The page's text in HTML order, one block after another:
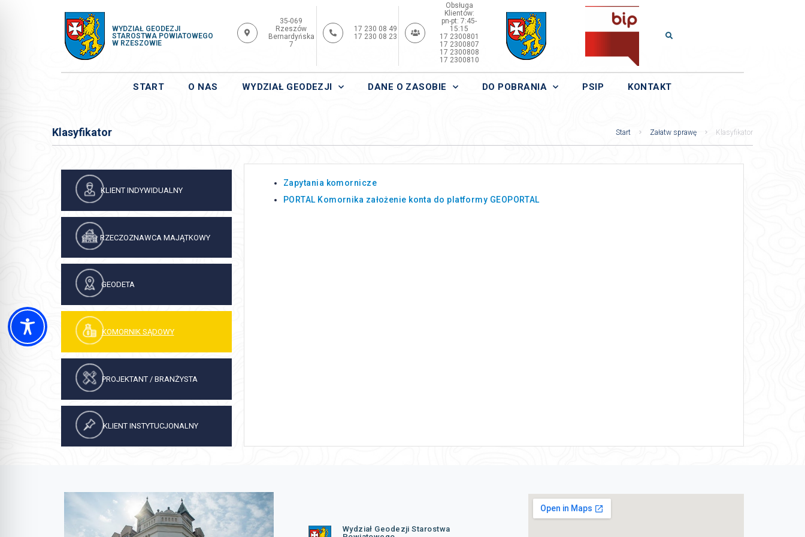
WYDZIAŁ GEODEZJI
STAROSTWA POWIATOWEGO
W RZESZOWIE
35-069
Rzeszów
Bernardyńska
7
17 230 08 49
17 230 08 23
Obsługa
Klientów:
pn-pt: 7:45-
15:15
17 2300801
17 2300807
17 2300808
17 2300810
START O NAS WYDZIAŁ GEODEZJI DANE O ZASOBIE DO POBRANIA PSIP KONTAKT
Klasyfikator Start Załatw sprawę Klasyfikator
KLIENT INDYWIDUALNY
RZECZOZNAWCA MAJĄTKOWY
GEODETA
KOMORNIK SĄDOWY
PROJEKTANT / BRANŻYSTA
KLIENT INSTYTUCJONALNY
Zapytania komornicze
PORTAL Komornika założenie konta do platformy GEOPORTAL
Wydział Geodezji Starostwa